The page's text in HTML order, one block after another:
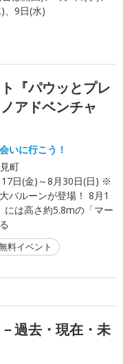
、9日(水)
『パウッとプレ
アドベンチャ
いに行こう！
町
日(金)～8月30日(日) ※
バルーンが登場！ 8月1
には高さ約5.8mの「マー
料イベント
過去・現在・未